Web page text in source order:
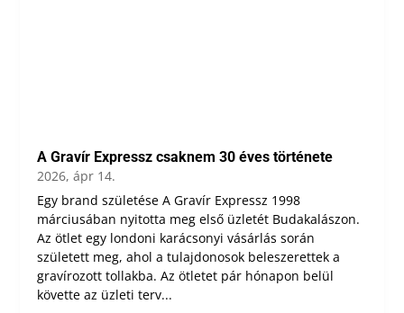
A Gravír Expressz csaknem 30 éves története
2026, ápr 14.
Egy brand születése A Gravír Expressz 1998
márciusában nyitotta meg első üzletét Budakalászon.
Az ötlet egy londoni karácsonyi vásárlás során
született meg, ahol a tulajdonosok beleszerettek a
gravírozott tollakba. Az ötletet pár hónapon belül
követte az üzleti terv...